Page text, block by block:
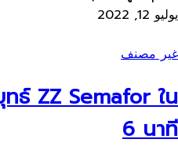
يوليو 12, 2022
غير مصنف
ธ์ ZZ Semafor ใน
6 นาที